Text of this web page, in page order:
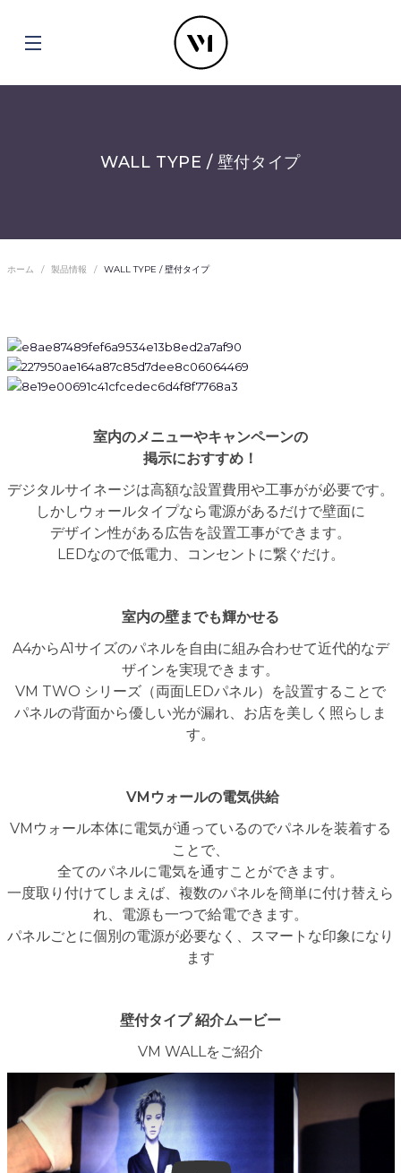
WALL TYPE / 壁付タイプ
ホーム 製品情報 WALL TYPE / 壁付タイプ
室内のメニューやキャンペーンの
掲示におすすめ！
デジタルサイネージは高額な設置費用や工事がが必要です。
しかしウォールタイプなら電源があるだけで壁面に
デザイン性がある広告を設置工事ができます。
LEDなので低電力、コンセントに繋ぐだけ。
室内の壁までも輝かせる
A4からA1サイズのパネルを自由に組み合わせて近代的なデ
ザインを実現できます。
VM TWO シリーズ（両面LEDパネル）を設置することで
パネルの背面から優しい光が漏れ、お店を美しく照らしま
す。
VMウォールの電気供給
VMウォール本体に電気が通っているのでパネルを装着する
ことで、
全てのパネルに電気を通すことができます。
一度取り付けてしまえば、複数のパネルを簡単に付け替えら
れ、電源も一つで給電できます。
パネルごとに個別の電源が必要なく、スマートな印象になり
ます
壁付タイプ 紹介ムービー
VM WALLをご紹介